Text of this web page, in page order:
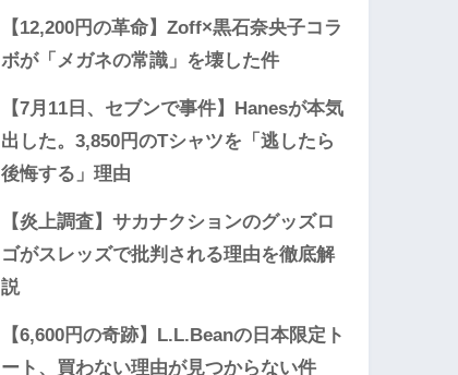
【12,200円の革命】Zoff×黒石奈央子コラ
ボが「メガネの常識」を壊した件
【7月11日、セブンで事件】Hanesが本気
出した。3,850円のTシャツを「逃したら
後悔する」理由
【炎上調査】サカナクションのグッズロ
ゴがスレッズで批判される理由を徹底解
説
【6,600円の奇跡】L.L.Beanの日本限定ト
ート、買わない理由が見つからない件